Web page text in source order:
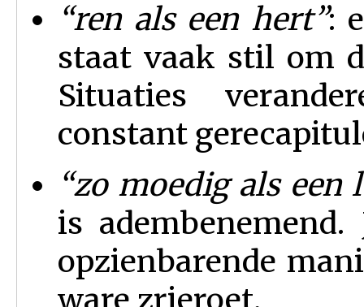
“ren als een hert”:
staat vaak stil om
Situaties
constant
“zo moedig als een
is
opzienbarende
ware zrieroet.